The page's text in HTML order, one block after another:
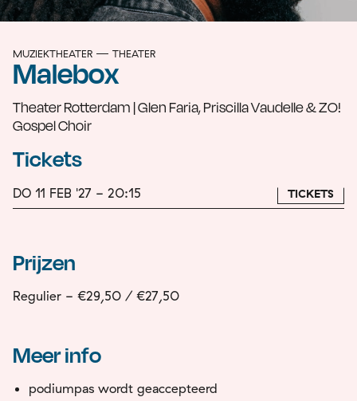
MUZIEKTHEATER THEATER
Malebox
Theater Rotterdam | Glen Faria, Priscilla Vaudelle & ZO!
Gospel Choir
Tickets
DO 11 FEB '27 - 20:15 TICKETS
Prijzen
Regulier - €29,50 / €27,50
Meer info
podiumpas wordt geaccepteerd